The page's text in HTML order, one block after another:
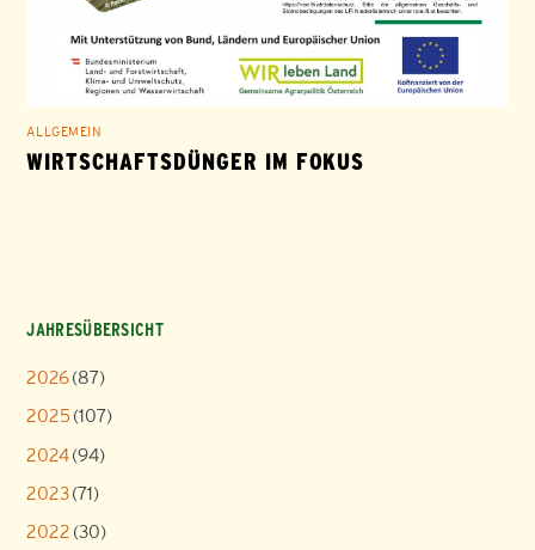
ALLGEMEIN
WIRTSCHAFTSDÜNGER IM FOKUS
JAHRESÜBERSICHT
2026(87)
2025 (107)
2024(94)
2023(71)
2022 (30)